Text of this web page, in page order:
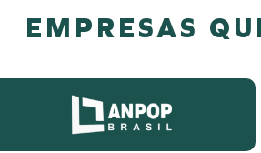
EMPRESAS